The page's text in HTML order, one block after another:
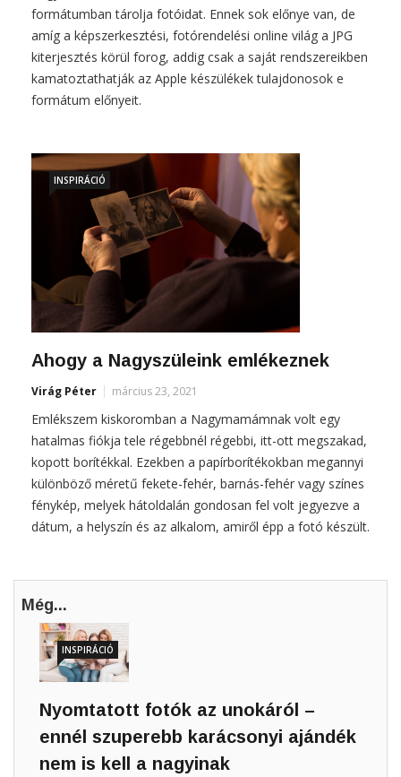
formátumban tárolja fotóidat. Ennek sok előnye van, de
amíg a képszerkesztési, fotórendelési online világ a JPG
kiterjesztés körül forog, addig csak a saját rendszereikben
kamatoztathatják az Apple készülékek tulajdonosok e
formátum előnyeit.
INSPIRÁCIÓ
Ahogy a Nagyszüleink emlékeznek
Virág Péter március 23, 2021
Emlékszem kiskoromban a Nagymamámnak volt egy
hatalmas fiókja tele régebbnél régebbi, itt-ott megszakad,
kopott borítékkal. Ezekben a papírborítékokban megannyi
különböző méretű fekete-fehér, barnás-fehér vagy színes
fénykép, melyek hátoldalán gondosan fel volt jegyezve a
dátum, a helyszín és az alkalom, amiről épp a fotó készült.
Még...
INSPIRÁCIÓ
Nyomtatott fotók az unokáról –
ennél szuperebb karácsonyi ajándék
nem is kell a nagyinak